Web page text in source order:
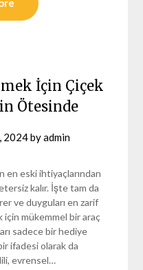
İçin Çiçek
Ötesinde
2024byadmin
en eski ihtiyaçlarından
kalır. İşte tam da
ve duyguları en zarif
mükemmel bir araç
sadece bir hediye
ifadesi olarak da
evrensel…